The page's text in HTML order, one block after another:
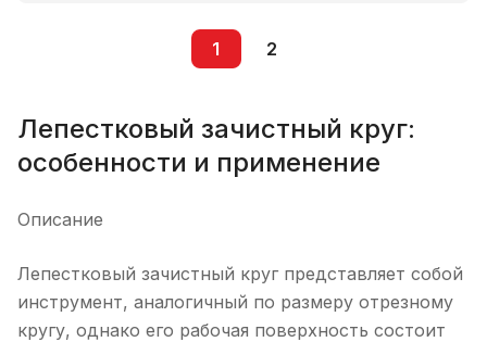
1 2
Лепестковый зачистный круг:
особенности и применение
Описание
Лепестковый зачистный круг представляет собой
инструмент, аналогичный по размеру отрезному
кругу, однако его рабочая поверхность состоит